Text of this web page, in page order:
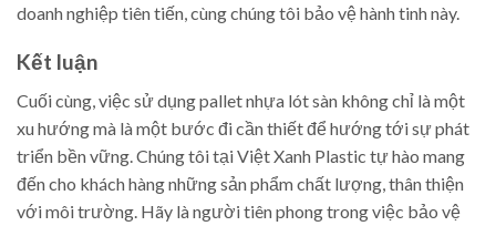
doanh nghiệp tiên tiến, cùng chúng tôi bảo vệ hành tinh này.
Kết luận
Cuối cùng, việc sử dụng pallet nhựa lót sàn không chỉ là một
xu hướng mà là một bước đi cần thiết để hướng tới sự phát
triển bền vững. Chúng tôi tại Việt Xanh Plastic tự hào mang
đến cho khách hàng những sản phẩm chất lượng, thân thiện
với môi trường. Hãy là người tiên phong trong việc bảo vệ